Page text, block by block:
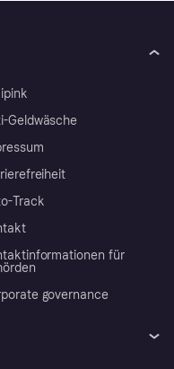
Geldwäsche
Track
für
governance